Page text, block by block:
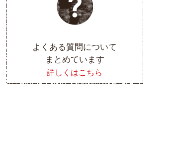
よくある質問について
まとめています
詳しくはこちら